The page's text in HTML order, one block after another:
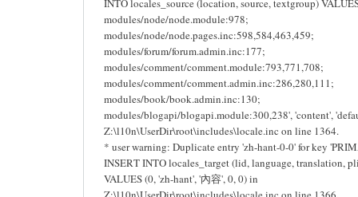
INTO locales_source (location, source, textgroup)
modules/node/node.module:978;
modules/node/node.pages.inc:598,584,463,459;
modules/forum/forum.admin.inc:177;
modules/comment/comment.module:793,771,708;
modules/comment/comment.admin.inc:286,280,111;
modules/book/book.admin.inc:130;
modules/blogapi/blogapi.module:300,238', 'content',
Z:\l10n\UserDir\root\includes\locale.inc on line 1364.
* user warning: Duplicate entry 'zh-hant-0-0' for key
INSERT INTO locales_target (lid, language, translation,
VALUES (0, 'zh-hant', '內容', 0, 0) in